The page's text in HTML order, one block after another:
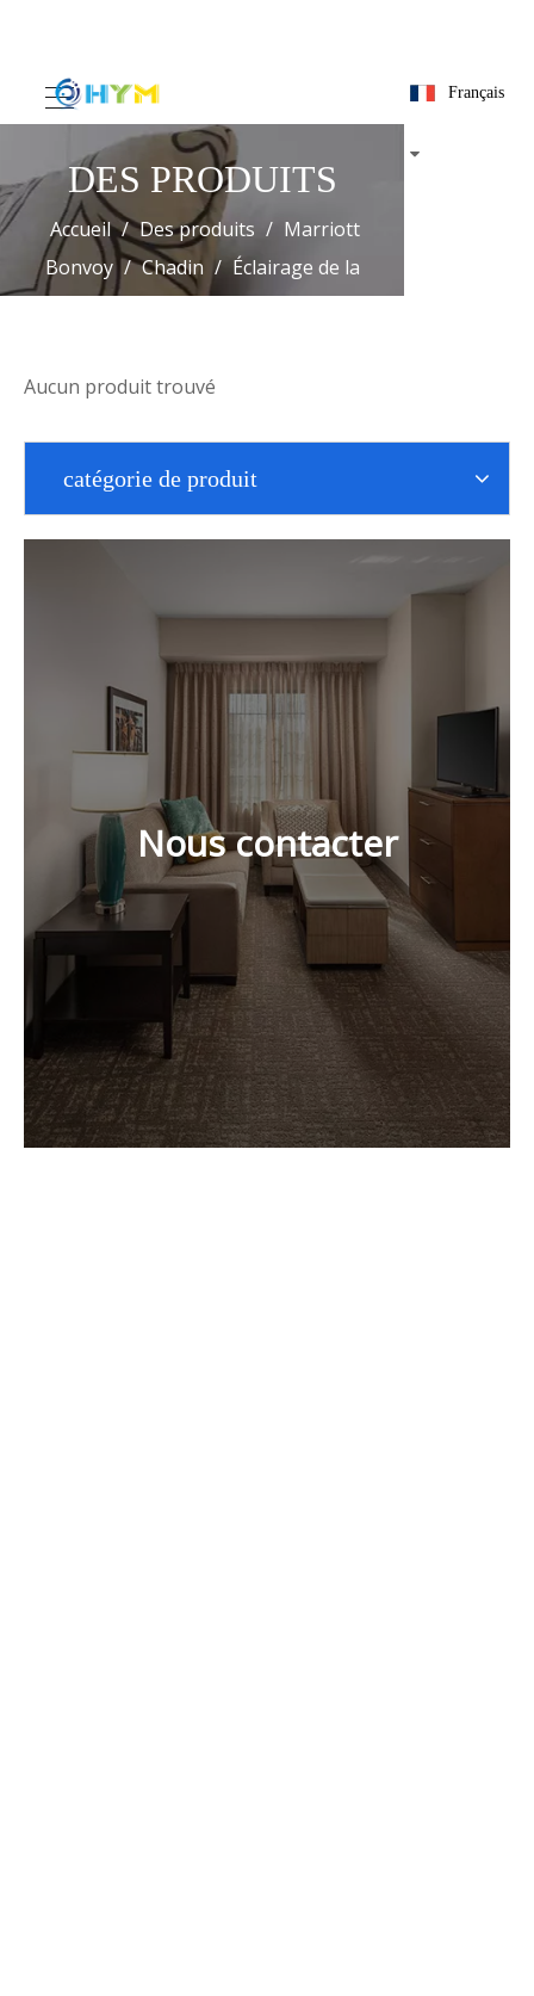
Français
DES PRODUITS
Accueil / Des produits / Marriott
Bonvoy / Chadin / Éclairage de la
Aucun produit trouvé
catégorie de produit
Nous contacter